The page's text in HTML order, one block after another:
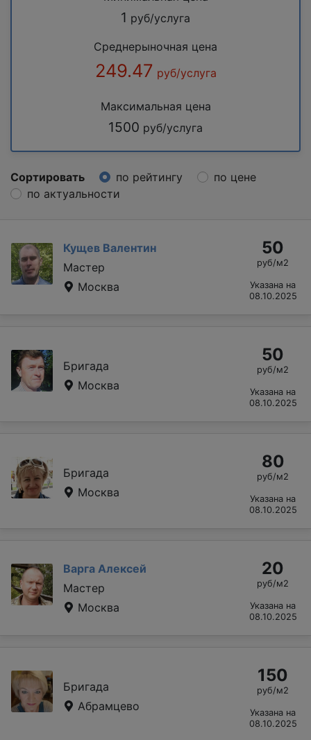
1 руб/услуга
Среднерыночная цена
249.47 руб/услуга
Максимальная цена
1500 руб/услуга
Сортировать по рейтингу
по цене
по актуальности
Кущев Валентин
Мастер
Москва
50
руб/м2
Указана на
08.10.2025
Бригада
Москва
50
руб/м2
Указана на
08.10.2025
Бригада
Москва
80
руб/м2
Указана на
08.10.2025
Варга Алексей
Мастер
Москва
20
руб/м2
Указана на
08.10.2025
Бригада
Абрамцево
150
руб/м2
Указана на
08.10.2025